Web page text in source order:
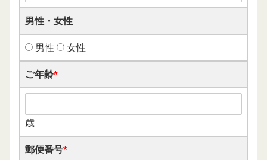
男性・女性
男性 女性
ご年齢*
歳
郵便番号*